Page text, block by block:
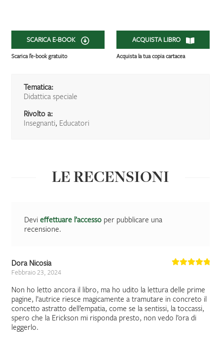
SCARICA E-BOOK
Scarica l’e-book gratuito
ACQUISTA LIBRO
Acquista la tua copia cartacea
Tematica:
Didattica speciale
Rivolto a:
Insegnanti, Educatori
LE RECENSIONI
Devi effettuare l’accessoper pubblicare una
recensione.
Dora Nicosia
Febbraio 23, 2024
Non ho letto ancora il libro, ma ho udito la lettura delle prime
pagine, l’autrice riesce magicamente a tramutare in concreto il
concetto astratto dell’empatia, come se la sentissi, la toccassi,
spero che la Erickson mi risponda presto, non vedo l’ora di
leggerlo.